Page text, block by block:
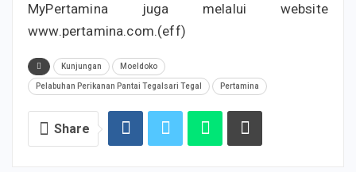
MyPertamina juga melalui website
www.pertamina.com.(eff)
Kunjungan Moeldoko
Pelabuhan Perikanan Pantai Tegalsari Tegal Pertamina
Share